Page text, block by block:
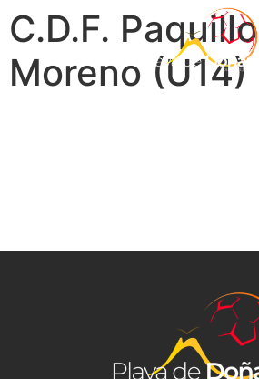
C.D.F. Paquillo
Moreno (U14)